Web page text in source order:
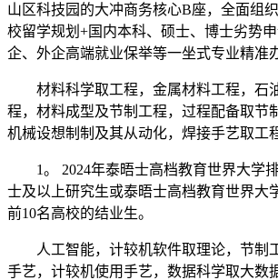
山区科技园的大冲商务核心B座，全面组
校留学规划+国内本科、硕士、博士劣势
企、外企高端就业保举等一坐式专业精准
材料科学取工程，金属材料工程，石
程，材料成型及节制工程，过程配备取节
机械设想制制及其从动化，焊接手艺取工
1。 2024年泰晤士高档教育世界大学排
士及以上研究生或泰晤士高档教育世界大
前10名高校的结业生。
人工智能，计较机软件取理论，节制
手艺，计较机使用手艺，数据科学取大数